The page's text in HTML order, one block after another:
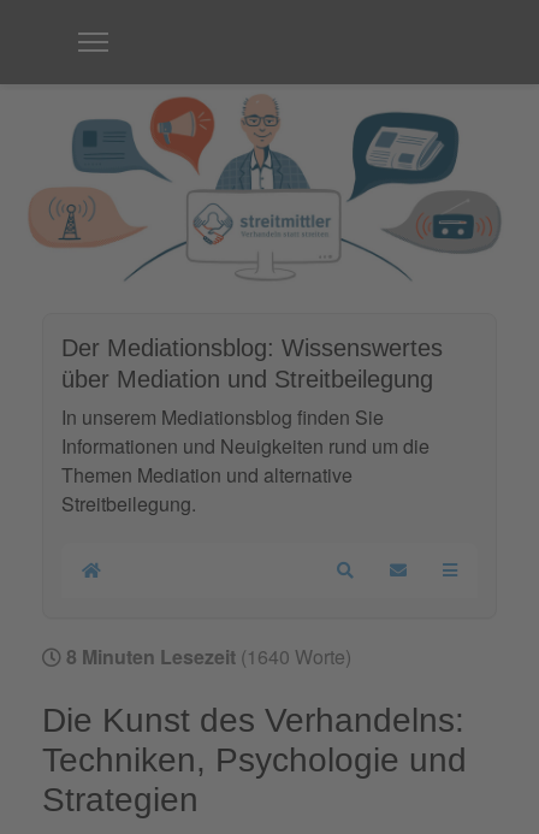
Der Mediationsblog: Wissenswertes
über Mediation und Streitbeilegung
In unserem Mediationsblog finden Sie
Informationen und Neuigkeiten rund um die
Themen Mediation und alternative
Streitbeilegung.
Home SearchUpdates
8 Minuten Lesezeit (1640 Worte)
Die Kunst des Verhandelns:
Techniken, Psychologie und
Strategien